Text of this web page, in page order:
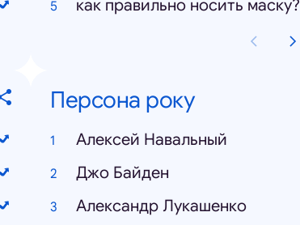
как правильно носить маску?
Персона року
Алексей Навальный
Джо Байден
Александр Лукашенко